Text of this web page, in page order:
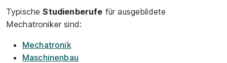
TypischeStudienberufe für ausgebildete
Mechatroniker sind:
Mechatronik
Maschinenbau